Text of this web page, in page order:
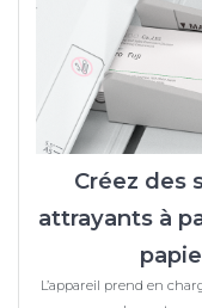
Créez des
attrayants à
L’appareil prend en